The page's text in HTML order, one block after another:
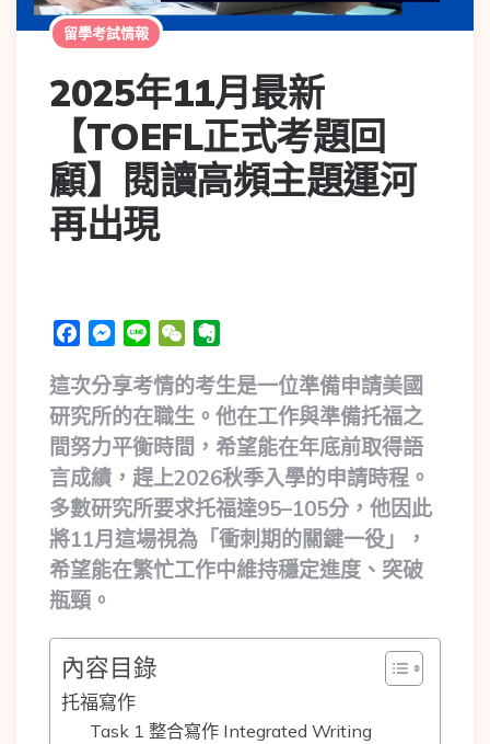
留學考試情報
2025年11月最新
【TOEFL正式考題回
顧】閱讀高頻主題運河
再出現
FacebookMessenger
Line WeChat
這次分享考情的考生是一位準備申請美國
研究所的在職生。他在工作與準備托福之
間努力平衡時間，希望能在年底前取得語
言成績，趕上2026秋季入學的申請時程。
多數研究所要求托福達95–105分，他因此
將11月這場視為「衝刺期的關鍵一役」，
希望能在繁忙工作中維持穩定進度、突破
瓶頸。
內容目錄
托福寫作
Task 1 整合寫作 Integrated Writing